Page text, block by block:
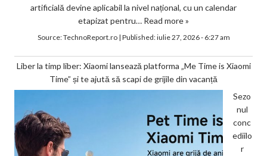
artificială devine aplicabil la nivel național, cu un calendar
etapizat pentru… Read more »
Source:TechnoReport.ro| Published:iulie 27, 2026 - 6:27 am
Liber la timp liber: Xiaomi lansează platforma „Me Time is Xiaomi
Time” și te ajută să scapi de grijile din vacanță
Sezo
nul
conc
ediilo
r